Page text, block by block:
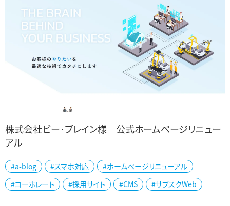
名古屋市の株式会社ビー・ブレイン様のホームページを制作いたしま
した。 同社は、大手自動車メーカー様をはじめとする各種製造業者
様向けに、コンピュータシステムや制...
株式会社ビー･ブレイン様 公式ホームページリニュー
アル
#a-blog #スマホ対応
#ホームページリニューアル
#コーポレート
#採用サイト #CMS #サブスクWeb